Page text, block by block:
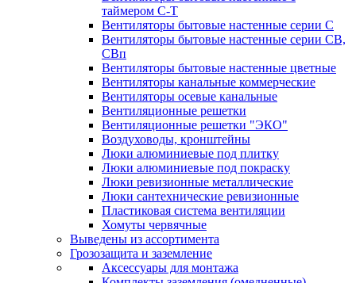
таймером С-Т
Вентиляторы бытовые настенные серии С
Вентиляторы бытовые настенные серии СВ,
СВп
Вентиляторы бытовые настенные цветные
Вентиляторы канальные коммерческие
Вентиляторы осевые канальные
Вентиляционные решетки
Вентиляционные решетки "ЭКО"
Воздуховоды, кронштейны
Люки алюминиевые под плитку
Люки алюминиевые под покраску
Люки ревизионные металлические
Люки сантехнические ревизионные
Пластиковая система вентиляции
Хомуты червячные
Выведены из ассортимента
Грозозащита и заземление
Аксессуары для монтажа